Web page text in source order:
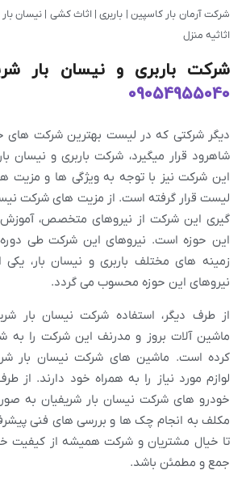
شرکت آرمان بار کاسپین | باربری | اثاث کشی | نیسان
اثاثیه منزل
شرکت باربری و نیسان بار
09054955040
دیگر شرکتی که در لیست بهترین شرکت های
شاهرود قرار میگیرد، شرکت باربری و نیسان
این شرکت نیز با توجه به ویژگی ها و مزیت
لیست قرار گرفته است. از مزیت های شرکت
گیری این شرکت از نیروهای متخصص، آموزش
این حوزه است. نیروهای این شرکت طی
زمینه های مختلف باربری و نیسان بار، یکی
نیروهای این حوزه محسوب می گردد.
از طرف دیگر، استفاده شرکت نیسان بار
ماشین آلات بروز و مدرنف این شرکت را به
کرده است. ماشین های شرکت نیسان بار
لوازم مورد نیاز را به همراه خود دارند. از
خودرو های شرکت نیسان بار شریفیان به
مکلف به انجام چک ها و بررسی های فنی
تا خیال مشتریان و شرکت همیشه از کیفیت
جمع و مطمئن باشد.